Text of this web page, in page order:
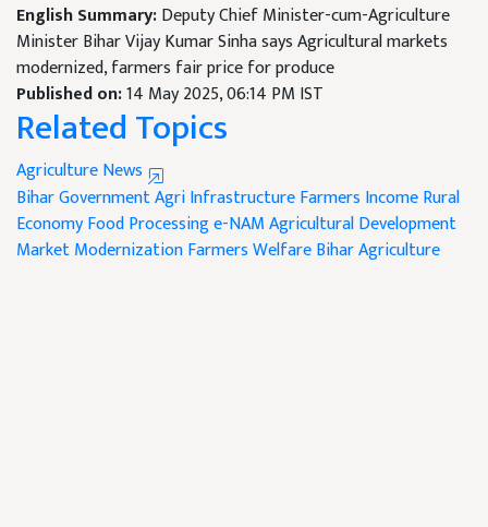
English Summary:Deputy Chief Minister-cum-Agriculture
Minister Bihar Vijay Kumar Sinha says Agricultural markets
modernized, farmers fair price for produce
Published on:14 May 2025, 06:14 PM IST
Related Topics
Agriculture News
Bihar GovernmentAgri InfrastructureFarmers IncomeRural
EconomyFood Processinge-NAMAgricultural Development
Market ModernizationFarmers WelfareBihar Agriculture